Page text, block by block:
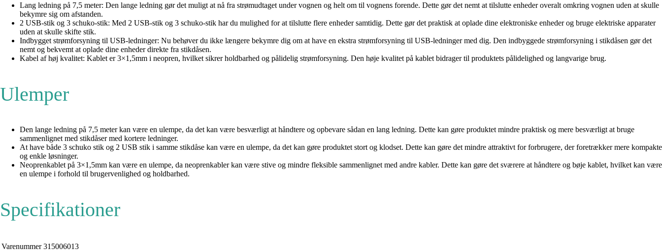
Lang ledning på 7,5 meter: Den lange ledning gør det muligt at nå fra strømudtaget under vognen og helt om til vognens forende. Dette gør det nemt at tilslutte enheder overalt omkring vognen uden at skulle
bekymre sig om afstanden.
2 USB-stik og 3 schuko-stik: Med 2 USB-stik og 3 schuko-stik har du mulighed for at tilslutte flere enheder samtidig. Dette gør det praktisk at oplade dine elektroniske enheder og bruge elektriske apparater
uden at skulle skifte stik.
Indbygget strømforsyning til USB-ledninger: Nu behøver du ikke længere bekymre dig om at have en ekstra strømforsyning til USB-ledninger med dig. Den indbyggede strømforsyning i stikdåsen gør det
nemt og bekvemt at oplade dine enheder direkte fra stikdåsen.
Kabel af høj kvalitet: Kablet er 3×1,5mm i neopren, hvilket sikrer holdbarhed og pålidelig strømforsyning. Den høje kvalitet på kablet bidrager til produktets pålidelighed og langvarige brug.
Ulemper
Den lange ledning på 7,5 meter kan være en ulempe, da det kan være besværligt at håndtere og opbevare sådan en lang ledning. Dette kan gøre produktet mindre praktisk og mere besværligt at bruge
sammenlignet med stikdåser med kortere ledninger.
At have både 3 schuko stik og 2 USB stik i samme stikdåse kan være en ulempe, da det kan gøre produktet stort og klodset. Dette kan gøre det mindre attraktivt for forbrugere, der foretrækker mere kompakte
og enkle løsninger.
Neoprenkablet på 3×1,5mm kan være en ulempe, da neoprenkabler kan være stive og mindre fleksible sammenlignet med andre kabler. Dette kan gøre det sværere at håndtere og bøje kablet, hvilket kan være
en ulempe i forhold til brugervenlighed og holdbarhed.
Specifikationer
Varenummer 315006013